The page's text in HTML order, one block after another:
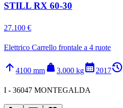
STILL RX 60-30
27.100 €
Elettrico Carrello frontale a 4 ruote
arrow_upward 4100 mm weight 3.000 kgcalendar_month2017history_2
I - 36047 MONTEGALDA